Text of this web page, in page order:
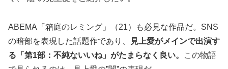
ABEMA「箱庭のレミング」（21）も必見な作品だ。SNS
の暗部を表現した話題作であり、
見上愛がメインで出演す
る「第1部：不純ないいね」がたまらなく良い。
この物語